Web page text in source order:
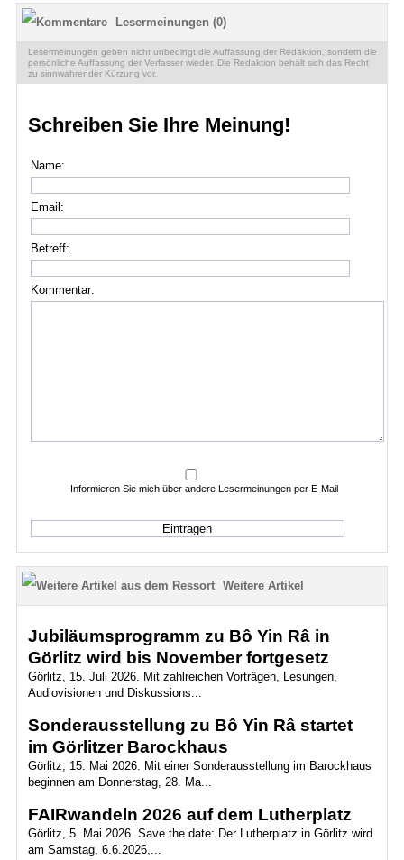
Lesermeinungen (0)
Lesermeinungen geben nicht unbedingt die Auffassung der Redaktion, sondern die
persönliche Auffassung der Verfasser wieder. Die Redaktion behält sich das Recht
zu sinnwahrender Kürzung vor.
Schreiben Sie Ihre Meinung!
Name:
Email:
Betreff:
Kommentar:
Informieren Sie mich über andere Lesermeinungen per E-Mail
Weitere Artikel
Jubiläumsprogramm zu Bô Yin Râ in
Görlitz wird bis November fortgesetz
Görlitz, 15. Juli 2026. Mit zahlreichen Vorträgen, Lesungen,
Audiovisionen und Diskussions...
Sonderausstellung zu Bô Yin Râ startet
im Görlitzer Barockhaus
Görlitz, 15. Mai 2026. Mit einer Sonderausstellung im Barockhaus
beginnen am Donnerstag, 28. Ma...
FAIRwandeln 2026 auf dem Lutherplatz
Görlitz, 5. Mai 2026. Save the date: Der Lutherplatz in Görlitz wird
am Samstag, 6.6.2026,...